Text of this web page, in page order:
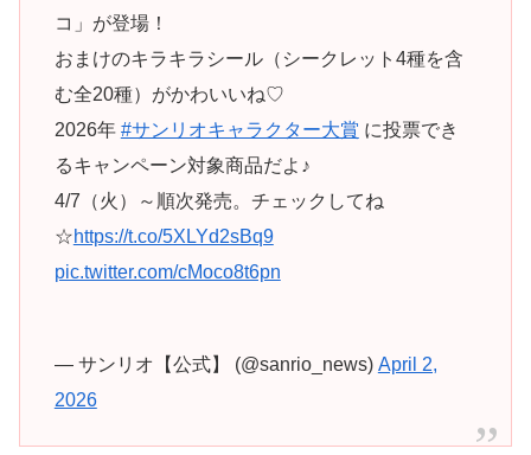
コ」が登場！
おまけのキラキラシール（シークレット4種を含
む全20種）がかわいいね♡
2026年 #サンリオキャラクター大賞 に投票でき
るキャンペーン対象商品だよ♪
4/7（火）～順次発売。チェックしてね
☆https://t.co/5XLYd2sBq9
pic.twitter.com/cMoco8t6pn
— サンリオ【公式】 (@sanrio_news) April 2,
2026